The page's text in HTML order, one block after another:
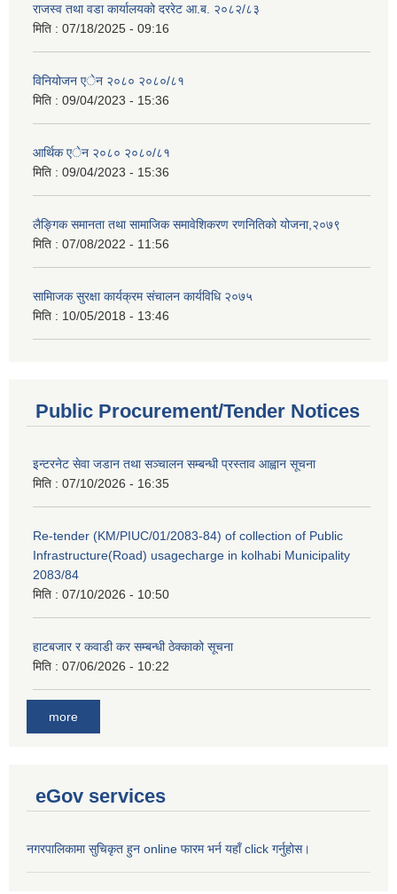
राजस्व तथा वडा कार्यालयको दररेट आ.ब. २०८२/८३
मिति : 07/18/2025 - 09:16
विनियोजन एेन २०८० २०८०/८१
मिति : 09/04/2023 - 15:36
आर्थिक एेन २०८० २०८०/८१
मिति : 09/04/2023 - 15:36
लैङ्गिक समानता तथा सामाजिक समावेशिकरण रणनितिको योजना,२०७९
मिति : 07/08/2022 - 11:56
सामािजक सुरक्षा कार्यक्रम संचालन कार्यविधि २०७५
मिति : 10/05/2018 - 13:46
Public Procurement/Tender Notices
इन्टरनेट सेवा जडान तथा सञ्चालन सम्बन्धी प्रस्ताव आह्वान सूचना
मिति : 07/10/2026 - 16:35
Re-tender (KM/PIUC/01/2083-84) of collection of Public
Infrastructure(Road) usagecharge in kolhabi Municipality
2083/84
मिति : 07/10/2026 - 10:50
हाटबजार र कवाडी कर सम्बन्धी ठेक्काको सूचना
मिति : 07/06/2026 - 10:22
more
eGov services
नगरपालिकामा सुचिकृत हुन online फारम भर्न यहाँ click गर्नुहोस।